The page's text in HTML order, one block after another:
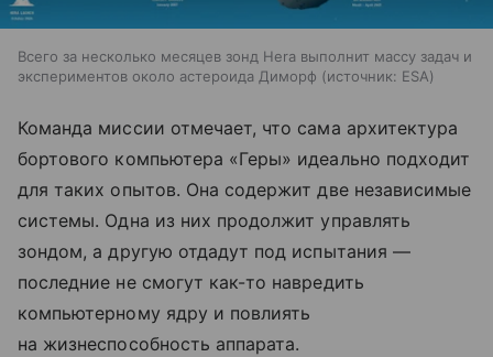
Всего за несколько месяцев зонд Hera выполнит массу задач и
экспериментов около астероида Диморф
источник: ESA
Команда миссии отмечает, что сама архитектура
бортового компьютера «Геры» идеально подходит
для таких опытов. Она содержит две независимые
системы. Одна из них продолжит управлять
зондом, а другую отдадут под испытания —
последние не смогут как-то навредить
компьютерному ядру и повлиять
на жизнеспособность аппарата.